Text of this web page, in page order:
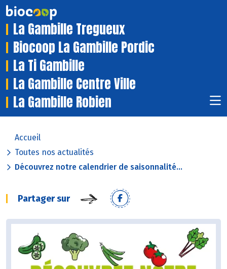
La Gambille Tregueux
Biocoop La Gambille Pordic
La Ti Gambille
La Gambille Centre Ville
La Gambille Robien
Accueil
Toutes nos actualités
Découvrez notre calendrier de saisonnalité...
Partager sur